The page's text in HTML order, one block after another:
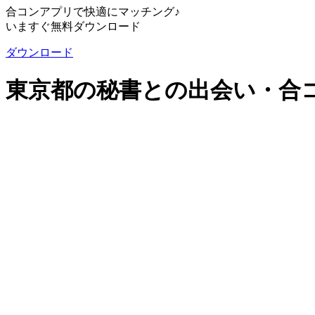
合コンアプリで快適にマッチング♪
いますぐ無料ダウンロード
ダウンロード
東京都の秘書との出会い・合